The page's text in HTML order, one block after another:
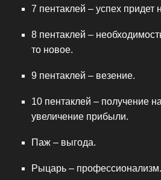
7 пентаклей – успех придет
8 пентаклей –
то новое.
9 пентаклей – везение.
10 пентаклей – получение
увеличение прибыли.
Паж – выгода.
Рыцарь – профессионализм.